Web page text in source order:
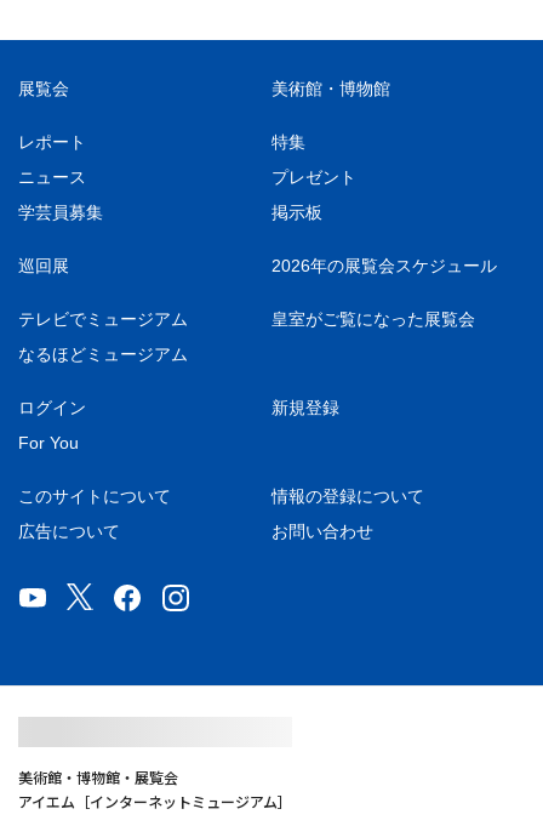
展覧会 美術館・博物館
レポート
特集
ニュース
プレゼント
学芸員募集
掲示板
巡回展 2026年の展覧会スケジュール
テレビでミュージアム
皇室がご覧になった展覧会
なるほどミュージアム
ログイン
新規登録
For You
このサイトについて
情報の登録について
広告について
お問い合わせ
美術館・博物館・展覧会
アイエム［インターネットミュージアム］